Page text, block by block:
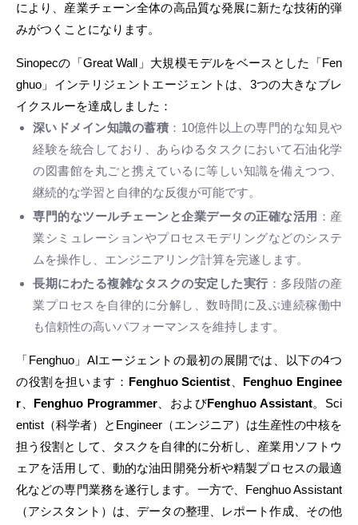
により、産業チェーン全体の高品質な発展に新たな技術的弾
みがつくことになります。
Sinopecの「Great Wall」大規模モデルをベースとした「Fen
ghuo」インテリジェントエージェントは、3つの大きなブレ
イクスルーを達成しました：
深いドメイン知識の蓄積 ：10億件以上の専門的な知見や
経験を統合しており、あらゆるタスクにおいて石油化学
の図書館を丸ごと携えているに等しい知識を備えつつ、
継続的な学習と自律的な反復が可能です。
専門的なツールチェーンと企業データの正確な活用 ：産
業シミュレーションやプロセスモデリングなどのシステ
ムを操作し、エンジニアリング計算を完遂します。
長期にわたる複雑なタスクの安定した実行：多段階の産
業プロセスを自律的に分解し、数時間に及ぶ連続稼働中
も信頼性の高いパフォーマンスを維持します。
「Fenghuo」AIエージェントの最初の展開では、以下の4つ
の役割を担います： Fenghuo Scientist
Fenghuo Enginee
r
Fenghuo Programmer、およびFenghuo Assistant。Sci
entist（科学者）とEngineer（エンジニア）は生産性の中核を
担う役割として、タスクを自律的に分析し、産業用ソフトウ
ェアを活用して、動的な油田開発分析や精製プロセスの最適
化などの専門業務を遂行します。一方で、Fenghuo Assistant
（アシスタント）は、データの整理、レポート作成、その他